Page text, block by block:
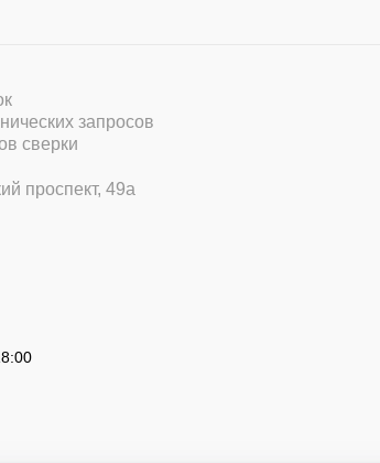
запросов
сверки
проспект, 49а